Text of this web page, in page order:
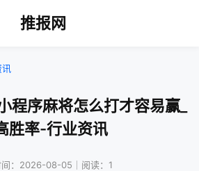
推报网
程序麻将怎么打才容易赢_
胜率-行业资讯
间：2026-08-05｜阅读：1